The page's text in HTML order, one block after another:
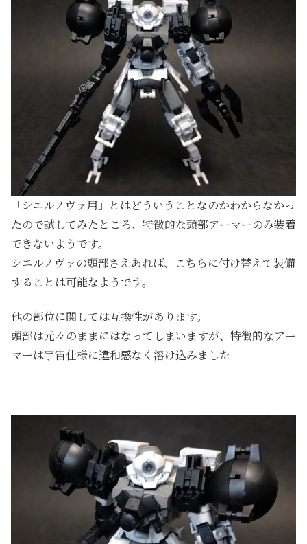
「シエルノヴァ用」とはどういうことなのかわからなかっ
たので試してみたところ、特徴的な頭部アーマーのみ装着
できないようです。
シエルノヴァの頭部さえあれば、こちらに付け替えて装備
することは可能なようです。
他の部位に関しては互換性があります。
頭部は元々のままにはなってしまいますが、特徴的なアー
マーは宇宙仕様に違和感なく溶け込みました